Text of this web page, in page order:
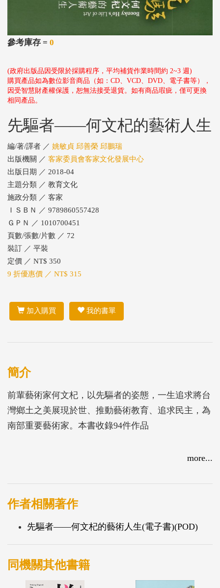
參考庫存 = 0
(政府出版品因受限於採購程序，平均補貨作業時間約 2~3 週)
購買產品如為數位影音商品（如：CD、VCD、DVD、電子書等），
因受智慧財產權保護，恕無法接受退貨。如有商品瑕疵，僅可更換
相同產品。
先驅者——何文杞的藝術人生
編/著/譯者 ／ 姚敏貞 邱善榮 邱鵬瑞
出版機關 ／ 客家委員會客家文化發展中心
出版日期 ／ 2018-04
主題分類 ／ 教育文化
施政分類 ／ 客家
ＩＳＢＮ ／ 9789860557428
ＧＰＮ ／ 1010700451
頁數/張數/片數 ／ 72
裝訂 ／ 平裝
定價 ／ NT$ 350
9 折優惠價 ／ NT$ 315
加入購買 我的書單
簡介
前輩藝術家何文杞，以先驅者的姿態，一生追求將台
灣鄉土之美展現於世、推動藝術教育、追求民主，為
南部重要藝術家。本書收錄94件作品
more...
作者相關著作
先驅者——何文杞的藝術人生(電子書)(POD)
同機關其他書籍